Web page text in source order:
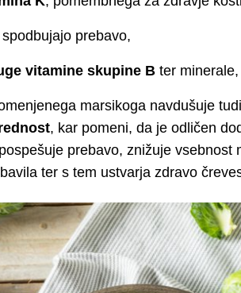
spodbujajo prebavo,
vitamine skupine B ter
marsikoga navdušuje
, kar pomeni, da je odličen
prebavo, znižuje vsebnost
ter s tem ustvarja zdravo